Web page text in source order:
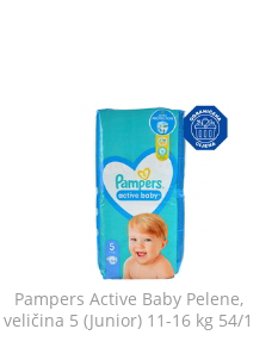
Pampers Active Baby Pelene,
veličina 5 (Junior) 11-16 kg 54/1